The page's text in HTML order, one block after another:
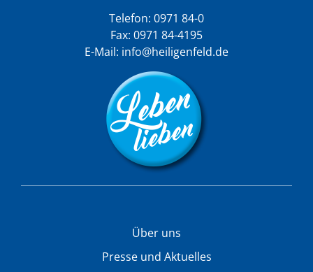
Telefon: 0971 84-0
Fax: 0971 84-4195
E-Mail: info@heiligenfeld.de
Über uns
Presse und Aktuelles